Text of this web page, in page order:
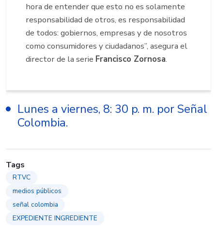
hora de entender que esto no es solamente
responsabilidad de otros, es responsabilidad
de todos: gobiernos, empresas y de nosotros
como consumidores y ciudadanos”, asegura el
director de la serie Francisco Zornosa.
Lunes a viernes, 8: 30 p. m. por Señal
Colombia.
Tags
RTVC
medios públicos
señal colombia
EXPEDIENTE INGREDIENTE